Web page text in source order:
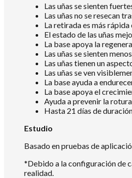
Las uñas se sienten
Las uñas no se resecan
La retirada es más
El estado de las uñas
La base apoya la
Las uñas se sienten
Las uñas tienen un
Las uñas se ven
La base ayuda a
La base apoya el
Ayuda a prevenir la
Hasta 21 días de
Estudio
Basado en pruebas de
*Debido a la configuración de
realidad.